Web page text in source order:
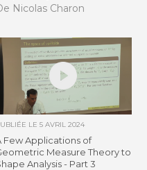
Nicolas Charon
LE 5 AVRIL 2024
Few Applications of
Measure Theory to
Analysis - Part 3